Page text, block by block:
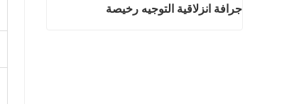
جرافة انزلاقية التوجيه رخيصة